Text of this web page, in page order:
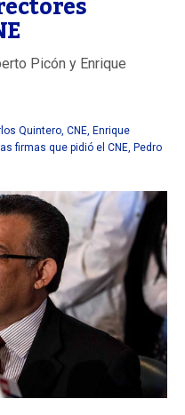
Picón y Enrique
Quintero, CNE, Enrique
firmas que pidió el CNE, Pedro